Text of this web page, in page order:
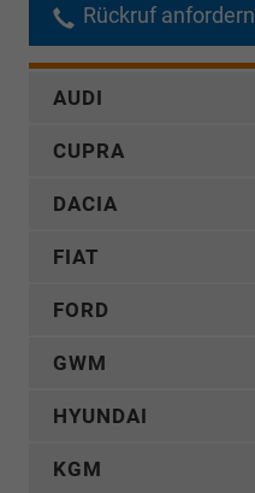
Rückruf anfordern
AUDI
CUPRA
DACIA
FIAT
FORD
GWM
HYUNDAI
KGM